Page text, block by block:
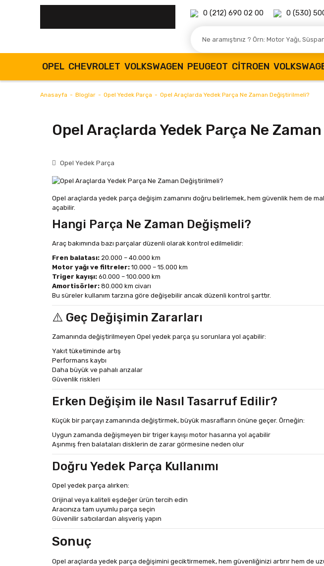
0 (212) 690 02 00 0 (530)
OPEL CHEVROLET VOLKSWAGEN PEUGEOT CITROEN
Anasayfa Bloglar Opel Yedek Parça Opel Araçlarda Yedek Parça Ne Zaman Değiştirilmeli?
Opel Araçlarda Yedek Parça Ne
Opel Yedek Parça
Opel araçlarda yedek parça değişim zamanını doğru belirlemek, hem güvenlik hem de
açabilir.
Hangi Parça Ne Zaman Değişmeli?
Araç bakımında bazı parçalar düzenli olarak kontrol edilmelidir:
Fren balatası: 20.000 – 40.000 km
Motor yağı ve filtreler: 10.000 – 15.000 km
Triger kayışı: 60.000 – 100.000 km
Amortisörler: 80.000 km civarı
Bu süreler kullanım tarzına göre değişebilir ancak düzenli kontrol şarttır.
⚠️ Geç Değişimin Zararları
Zamanında değiştirilmeyen Opel yedek parça şu sorunlara yol açabilir:
Yakıt tüketiminde artış
Performans kaybı
Daha büyük ve pahalı arızalar
Güvenlik riskleri
Erken Değişim ile Nasıl Tasarruf Edilir?
Küçük bir parçayı zamanında değiştirmek, büyük masrafların önüne geçer. Örneğin:
Uygun zamanda değişmeyen bir triger kayışı motor hasarına yol açabilir
Aşınmış fren balataları disklerin de zarar görmesine neden olur
Doğru Yedek Parça Kullanımı
Opel yedek parça alırken:
Orijinal veya kaliteli eşdeğer ürün tercih edin
Aracınıza tam uyumlu parça seçin
Güvenilir satıcılardan alışveriş yapın
Sonuç
Opel araçlarda yedek parça değişimini geciktirmemek, hem güvenliğinizi artırır hem de